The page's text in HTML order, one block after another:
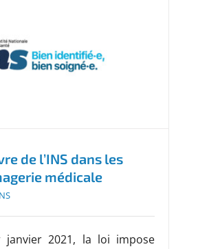
de l’INS dans les
médicale
janvier 2021, la loi impose